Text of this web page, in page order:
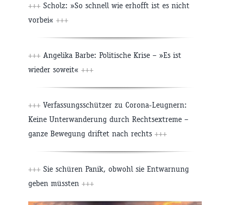
+++ Scholz: »So schnell wie erhofft ist es nicht
vorbei« +++
+++ Angelika Barbe: Politische Krise – »Es ist
wieder soweit« +++
+++ Verfassungsschützer zu Corona-Leugnern:
Keine Unterwanderung durch Rechtsextreme –
ganze Bewegung driftet nach rechts +++
+++ Sie schüren Panik, obwohl sie Entwarnung
geben müssten +++